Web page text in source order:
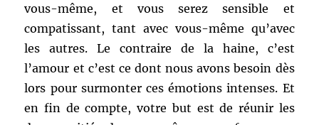
vous-même, et vous serez sensible et
compatissant, tant avec vous-même qu’avec
les autres. Le contraire de la haine, c’est
l’amour et c’est ce dont nous avons besoin dès
lors pour surmonter ces émotions intenses. Et
en fin de compte, votre but est de réunir les